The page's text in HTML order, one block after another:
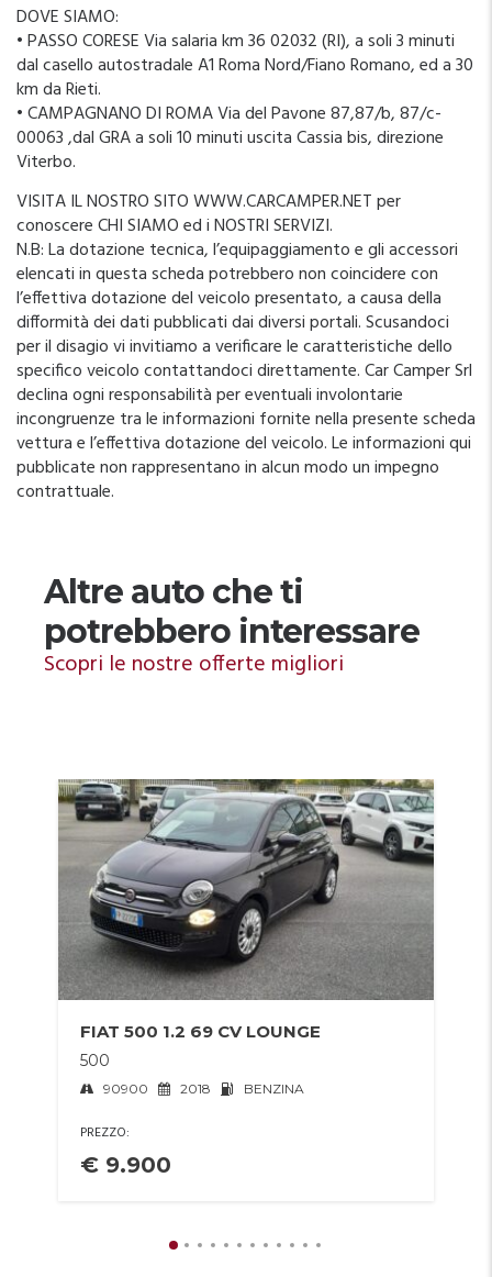
DOVE SIAMO:
• PASSO CORESE Via salaria km 36 02032 (RI), a soli 3 minuti
dal casello autostradale A1 Roma Nord/Fiano Romano, ed a 30
km da Rieti.
• CAMPAGNANO DI ROMA Via del Pavone 87,87/b, 87/c-
00063 ,dal GRA a soli 10 minuti uscita Cassia bis, direzione
Viterbo.
VISITA IL NOSTRO SITO WWW.CARCAMPER.NET per
conoscere CHI SIAMO ed i NOSTRI SERVIZI.
N.B: La dotazione tecnica, l’equipaggiamento e gli accessori
elencati in questa scheda potrebbero non coincidere con
l’effettiva dotazione del veicolo presentato, a causa della
difformità dei dati pubblicati dai diversi portali. Scusandoci
per il disagio vi invitiamo a verificare le caratteristiche dello
specifico veicolo contattandoci direttamente. Car Camper Srl
declina ogni responsabilità per eventuali involontarie
incongruenze tra le informazioni fornite nella presente scheda
vettura e l’effettiva dotazione del veicolo. Le informazioni qui
pubblicate non rappresentano in alcun modo un impegno
contrattuale.
Altre auto che ti
potrebbero interessare
Scopri le nostre offerte migliori
FIAT 500 1.2 69 CV LOUNGE
500
90900 2018 BENZINA
PREZZO:
€ 9.900